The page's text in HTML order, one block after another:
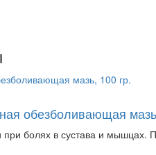
обезболивающая
болях в сустава и мышцах.